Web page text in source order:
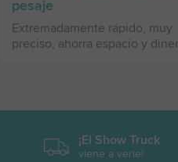
pesaje
Extremadamente rápido, muy
preciso, ahorra espacio y
¡El Show Truck
viene a verle!